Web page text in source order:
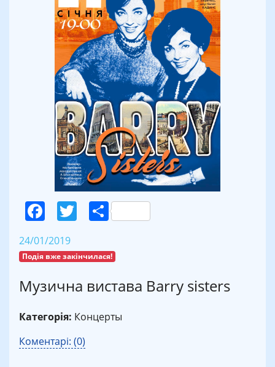
Facebook
Twitter
Поділитися
24/01/2019
Подія вже закінчилася!
Музична вистава Barry sisters
Категорія: Концерты
Коментарі: (0)